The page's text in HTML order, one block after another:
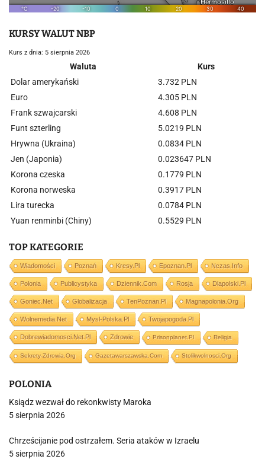
KURSY WALUT NBP
Kurs z dnia: 5 sierpnia 2026
Waluta
Kurs
Dolar amerykański
3.732 PLN
Euro
4.305 PLN
Frank szwajcarski
4.608 PLN
Funt szterling
5.0219 PLN
Hrywna (Ukraina)
0.0834 PLN
Jen (Japonia)
0.023647 PLN
Korona czeska
0.1779 PLN
Korona norweska
0.3917 PLN
Lira turecka
0.0784 PLN
Yuan renminbi (Chiny)
0.5529 PLN
TOP KATEGORIE
Wiadomości Poznań Kresy.pl Epoznan.pl Nczas.info
Polonia Publicystyka Dziennik.com Rosja Dlapolski.pl
Goniec.net Globalizacja TenPoznan.pl Magnapolonia.org
Wolnemedia.net Mysl-Polska.pl Twojapogoda.pl
Dobrewiadomosci.net.pl Zdrowie Prisonplanet.pl Religia
Sekrety-Zdrowia.org Gazetawarszawska.com Stolikwolnosci.org
POLONIA
Ksiądz wezwał do rekonkwisty Maroka
5 sierpnia 2026
Chrześcijanie pod ostrzałem. Seria ataków w Izraelu
5 sierpnia 2026